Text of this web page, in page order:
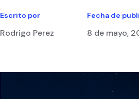
Escrito por
Rodrigo Perez
Fecha de
8 de mayo,